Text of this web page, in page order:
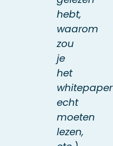
hebt,
waarom
zou
je
het
whitepaper
echt
moeten
lezen,